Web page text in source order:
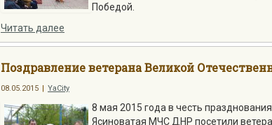
Победой.
Читать далее
Поздравление ветерана Великой
08.05.2015 YaCity
8 мая 2015 года в честь
Ясиноватая МЧС ДНР посетили